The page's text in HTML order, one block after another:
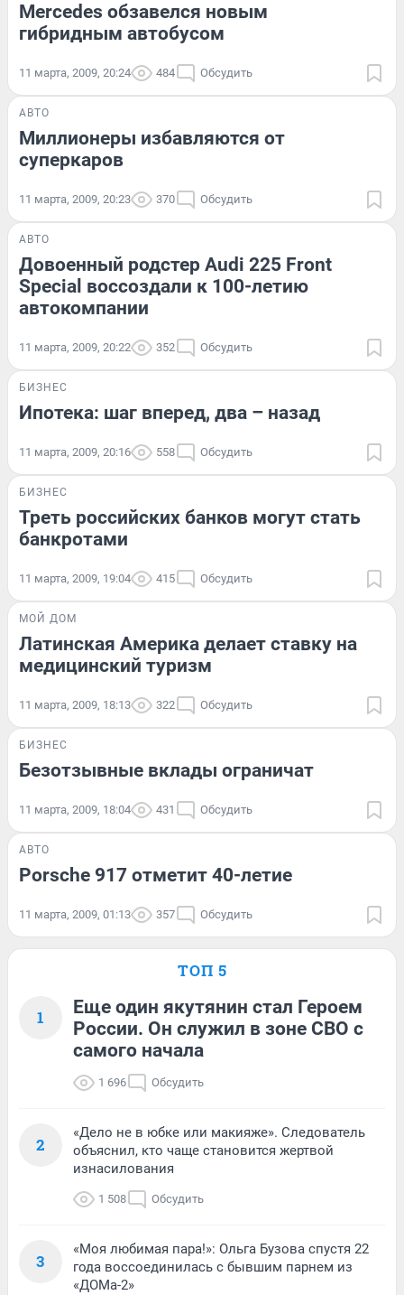
Mercedes обзавелся новым
гибридным автобусом
11 марта, 2009, 20:24 484 Обсудить
АВТО
Миллионеры избавляются от
суперкаров
11 марта, 2009, 20:23 370 Обсудить
АВТО
Довоенный родстер Audi 225 Front
Special воссоздали к 100-летию
автокомпании
11 марта, 2009, 20:22 352 Обсудить
БИЗНЕС
Ипотека: шаг вперед, два – назад
11 марта, 2009, 20:16 558 Обсудить
БИЗНЕС
Треть российских банков могут стать
банкротами
11 марта, 2009, 19:04 415 Обсудить
МОЙ ДОМ
Латинская Америка делает ставку на
медицинский туризм
11 марта, 2009, 18:13 322 Обсудить
БИЗНЕС
Безотзывные вклады ограничат
11 марта, 2009, 18:04 431 Обсудить
АВТО
Porsche 917 отметит 40-летие
11 марта, 2009, 01:13 357 Обсудить
ТОП 5
1
Еще один якутянин стал Героем
России. Он служил в зоне СВО с
самого начала
1 696 Обсудить
2
«Дело не в юбке или макияже». Следователь
объяснил, кто чаще становится жертвой
изнасилования
1 508 Обсудить
3
«Моя любимая пара!»: Ольга Бузова спустя 22
года воссоединилась с бывшим парнем из
«ДОМа-2»